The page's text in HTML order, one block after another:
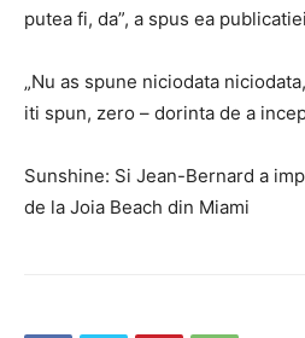
putea fi, da”, a spus ea
„Nu as spune niciodata
iti spun, zero – dorinta de a
Sunshine: Si Jean-Bernard a
de la Joia Beach din Miami